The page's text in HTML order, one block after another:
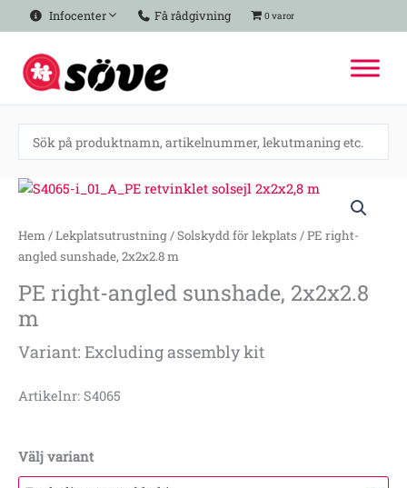
Hoppa
till
innehåll
Infocenter Få rådgivning 0 varor
Hem/Lekplatsutrustning/Solskydd för lekplats / PE right-
angled sunshade, 2x2x2.8 m
PE right-angled sunshade, 2x2x2.8
m
Variant: Excluding assembly kit
Artikelnr: S4065
Välj variant
PE
angled
sunshade,
m
mängd